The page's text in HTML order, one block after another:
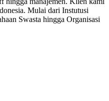
Mulai dari Instutusi
Swasta hingga Organisasi